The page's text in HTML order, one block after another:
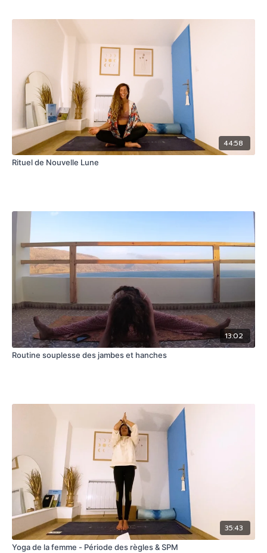
44:58
Rituel de Nouvelle Lune
13:02
Routine souplesse des jambes et hanches
35:43
Yoga de la femme - Période des règles & SPM